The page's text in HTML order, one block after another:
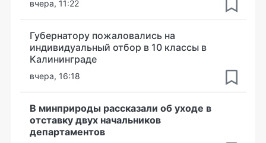
вчера, 11:22
Губернатору пожаловались на
индивидуальный отбор в 10 классы в
Калининграде
вчера, 16:18
В минприроды рассказали об уходе в
отставку двух начальников
департаментов